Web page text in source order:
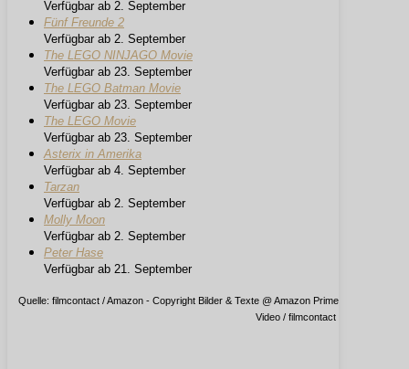
Verfügbar ab 2. September
Fünf Freunde 2
Verfügbar ab 2. September
The LEGO NINJAGO Movie
Verfügbar ab 23. September
The LEGO Batman Movie
Verfügbar ab 23. September
The LEGO Movie
Verfügbar ab 23. September
Asterix in Amerika
Verfügbar ab 4. September
Tarzan
Verfügbar ab 2. September
Molly Moon
Verfügbar ab 2. September
Peter Hase
Verfügbar ab 21. September
Quelle: filmcontact / Amazon - Copyright Bilder & Texte @ Amazon Prime
Video / filmcontact